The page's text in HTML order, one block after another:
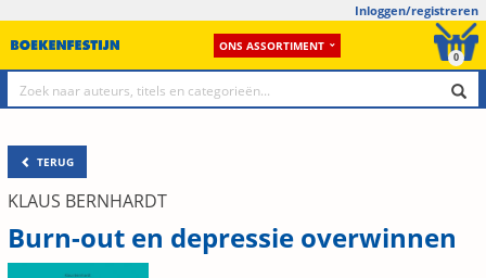
Inloggen/registreren
ONS ASSORTIMENT
0
TERUG
KLAUS BERNHARDT
Burn-out en depressie overwinnen